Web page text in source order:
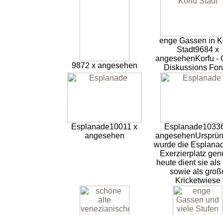
9872 x angesehen
enge Gassen in
Stadt9684 x
angesehenKorfu -
Diskussions
Esplanade10011 x
angesehen
Esplanade
angesehen
wurde die
Exerzierplatz
heute dient sie als
sowie als
Kricketwiese